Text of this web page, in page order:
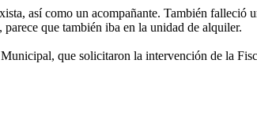
así como un acompañante. También falleció
que también iba en la unidad de alquiler.
que solicitaron la intervención de la